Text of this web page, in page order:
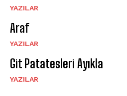
YAZILAR
Araf
YAZILAR
Git Patatesleri Ayıkla
YAZILAR